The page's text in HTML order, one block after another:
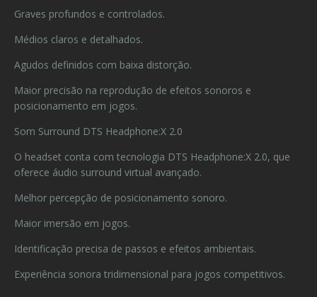
Graves profundos e controlados.
Médios claros e detalhados.
Agudos definidos com baixa distorção.
Maior precisão na reprodução de efeitos sonoros e
posicionamento em jogos.
Som Surround DTS Headphone:X 2.0
O headset conta com tecnologia DTS Headphone:X 2.0, que
oferece áudio surround virtual avançado.
Melhor percepção de posicionamento sonoro.
Maior imersão em jogos.
Identificação precisa de passos e efeitos ambientais.
Experiência sonora tridimensional para jogos competitivos.